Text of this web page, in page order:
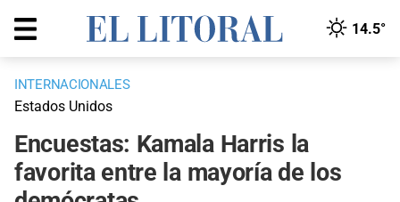
14.5°
INTERNACIONALES
Estados Unidos
Encuestas: Kamala Harris la
favorita entre la mayoría de los